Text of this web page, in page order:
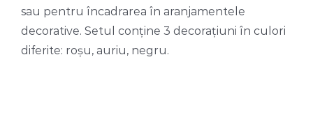
sau pentru încadrarea în aranjamentele
decorative. Setul conține 3 decorațiuni în culori
diferite: roșu, auriu, negru.